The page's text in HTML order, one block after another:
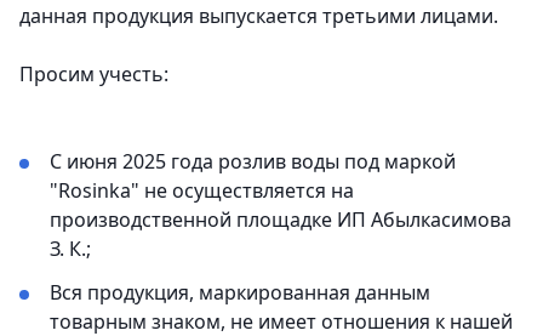
данная продукция выпускается третьими лицами.
Просим учесть:
С июня 2025 года розлив воды под маркой
"Rosinka" не осуществляется на
производственной площадке ИП Абылкасимова
З. К.;
Вся продукция, маркированная данным
товарным знаком, не имеет отношения к нашей